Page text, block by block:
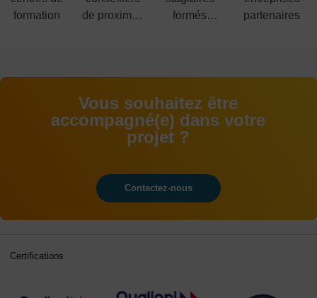
formation
de proximité
formés
partenaires
Vous souhaitez être
accompagné(e) dans votre
projet ?
Contactez-nous
Certifications